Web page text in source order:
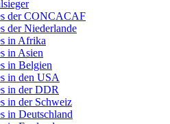
der CONCACAF
der Niederlande
in Afrika
in Asien
in Belgien
in den USA
in der DDR
in der Schweiz
in Deutschland